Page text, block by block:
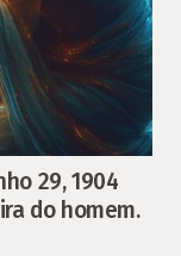
29, 1904
do homem.